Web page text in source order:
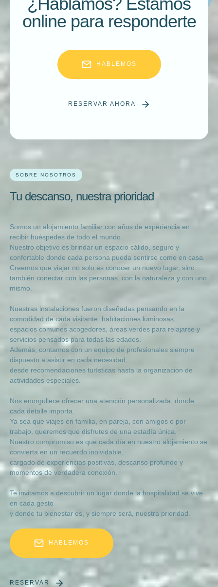
online para responderte
HABLEMOS
RESERVAR AHORA
SOBRE NOSOTROS
Tu descanso, nuestra prioridad
Somos un alojamiento familiar con años de experiencia en
recibir huéspedes de todo el mundo.
Nuestro objetivo es brindar un espacio cálido, seguro y
confortable donde cada persona pueda sentirse como en casa.
Creemos que viajar no solo es conocer un nuevo lugar, sino
también conectar con las personas, con la naturaleza y con uno
mismo.
Nuestras instalaciones fueron diseñadas pensando en la
comodidad de cada visitante: habitaciones luminosas,
espacios comunes acogedores, áreas verdes para relajarse y
servicios pensados para todas las edades.
Además, contamos con un equipo de profesionales siempre
dispuesto a asistir en cada necesidad,
desde recomendaciones turísticas hasta la organización de
actividades especiales.
Nos enorgullece ofrecer una atención personalizada, donde
cada detalle importa.
Ya sea que viajes en familia, en pareja, con amigos o por
trabajo, queremos que disfrutes de una estadía única.
Nuestro compromiso es que cada día en nuestro alojamiento se
convierta en un recuerdo inolvidable,
cargado de experiencias positivas, descanso profundo y
momentos de verdadera conexión.
Te invitamos a descubrir un lugar donde la hospitalidad se vive
en cada gesto
y donde tu bienestar es, y siempre será, nuestra prioridad.
HABLEMOS
RESERVAR